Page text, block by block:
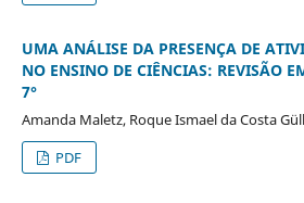
UMA ANÁLISE DA PRESENÇA DE
NO ENSINO DE CIÊNCIAS: REVISÃO
7°
Amanda Maletz, Roque Ismael da Costa
PDF